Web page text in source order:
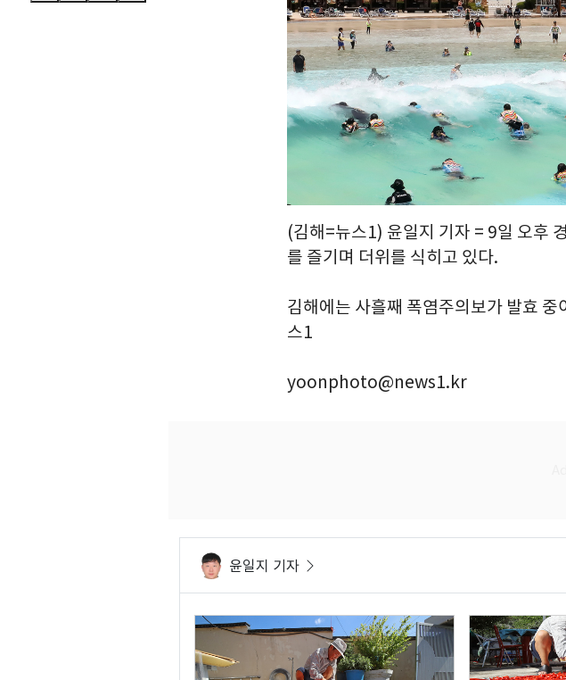
(김해=뉴스1) 윤일지 기자 = 9일 오후
를 즐기며 더위를 식히고 있다.
김해에는 사흘째 폭염주의보가 발효
스1
yoonphoto@news1.kr
윤일지 기자